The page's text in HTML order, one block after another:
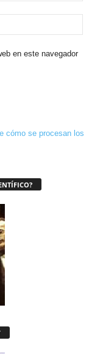
en este navegador
cómo se procesan los